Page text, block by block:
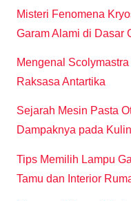
Misteri Fenomena
Garam Alami di Dasar
Mengenal
Raksasa Antartika
Sejarah Mesin Pasta
Dampaknya pada
Tips Memilih Lampu
Tamu dan Interior